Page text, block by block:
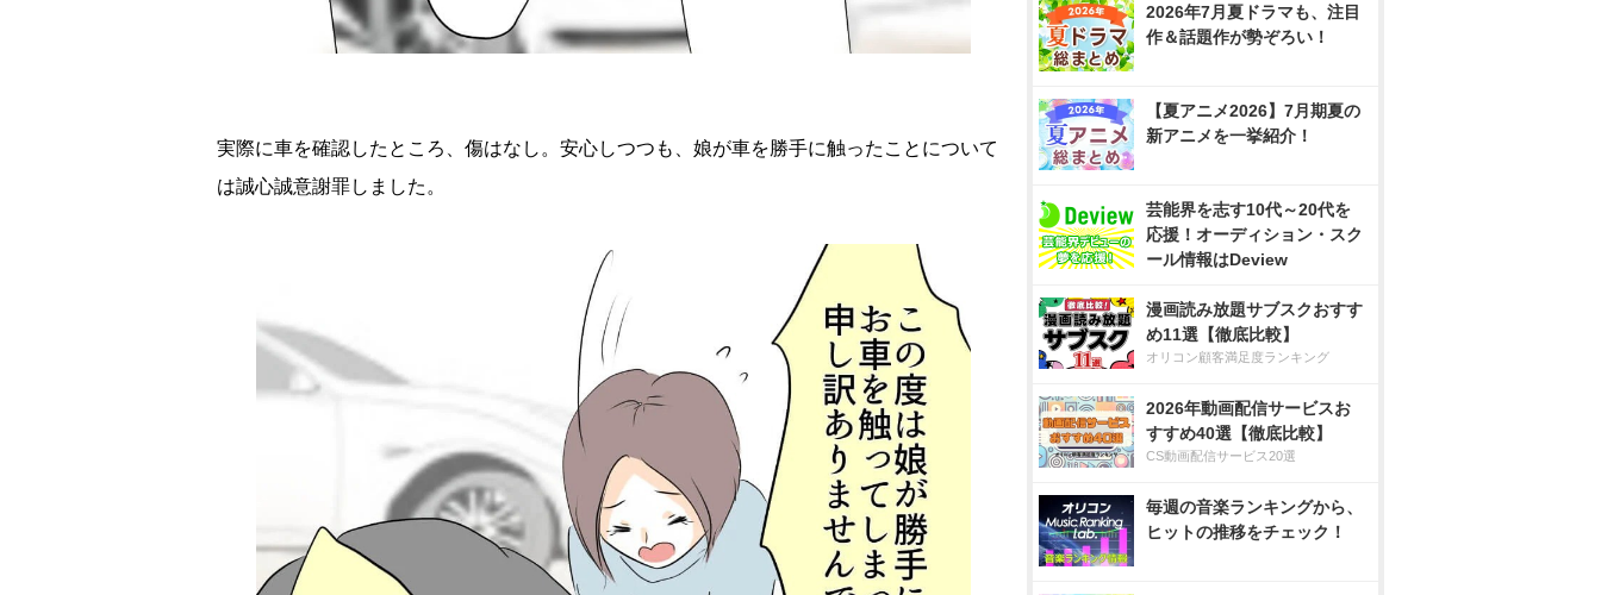
実際に車を確認したところ、傷はなし。安心しつつも、娘が車を勝手に触ったことについて
は誠心誠意謝罪しました。
2026年7月夏ドラマも、注目
作＆話題作が勢ぞろい！
【夏アニメ2026】7月期夏の
新アニメを一挙紹介！
芸能界を志す10代～20代を
応援！オーディション・スク
ール情報はDeview
漫画読み放題サブスクおすす
め11選【徹底比較】
オリコン顧客満足度ランキング
2026年動画配信サービスお
すすめ40選【徹底比較】
CS動画配信サービス20選
毎週の音楽ランキングから、
ヒットの推移をチェック！